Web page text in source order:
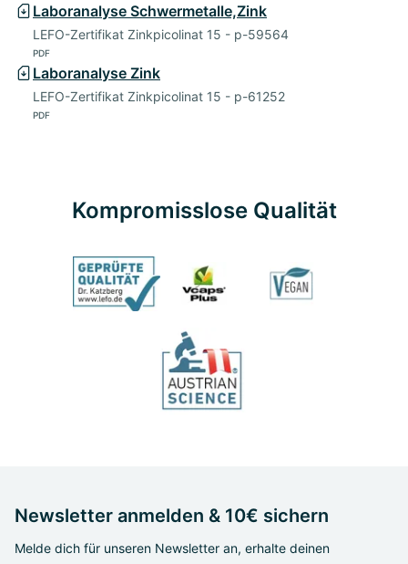
Laboranalyse Schwermetalle,Zink
LEFO-Zertifikat Zinkpicolinat 15 - p-59564
PDF
Laboranalyse Zink
LEFO-Zertifikat Zinkpicolinat 15 - p-61252
PDF
Kompromisslose Qualität
Newsletter anmelden & 10€ sichern
Melde dich für unseren Newsletter an, erhalte deinen